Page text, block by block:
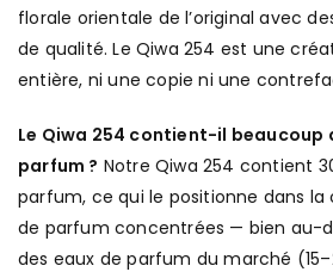
florale orientale de l’original avec
de qualité. Le Qiwa 254 est une
entière, ni une copie ni une
Le Qiwa 254 contient-il beaucoup
parfum ? Notre Qiwa 254 contient
parfum, ce qui le positionne dans la
de parfum concentrées — bien au-
des eaux de parfum du marché